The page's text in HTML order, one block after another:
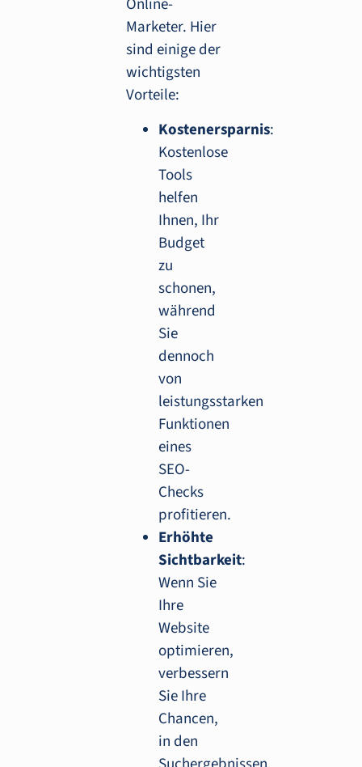
Online-
Marketer. Hier
sind einige der
wichtigsten
Vorteile:
Kostenersparnis:
Kostenlose
Tools
helfen
Ihnen, Ihr
Budget
zu
schonen,
während
Sie
dennoch
von
leistungsstarken
Funktionen
eines
SEO-
Checks
profitieren.
Erhöhte
Sichtbarkeit:
Wenn Sie
Ihre
Website
optimieren,
verbessern
Sie Ihre
Chancen,
in den